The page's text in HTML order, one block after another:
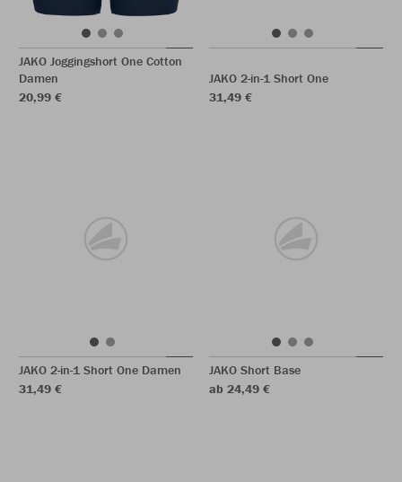
JAKO Joggingshort One Cotton
Damen
20,99 €
JAKO 2-in-1 Short One
31,49 €
JAKO 2-in-1 Short One Damen
31,49 €
JAKO Short Base
ab 24,49 €